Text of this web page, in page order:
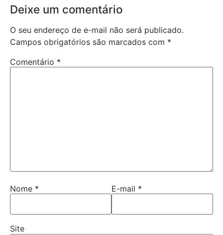
Deixe um comentário
O seu endereço de e-mail não será publicado.
Campos obrigatórios são marcados com *
Comentário *
Nome * E-mail *
Site